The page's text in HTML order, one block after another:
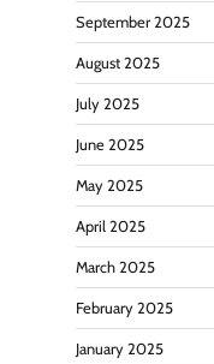
September 2025
August 2025
July 2025
June 2025
May 2025
April 2025
March 2025
February 2025
January 2025